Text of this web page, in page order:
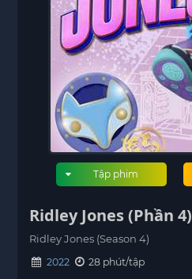
Tập phim
Ridley Jones (Phần 4)
Ridley Jones (Season 4)
2022
28 phút/tập